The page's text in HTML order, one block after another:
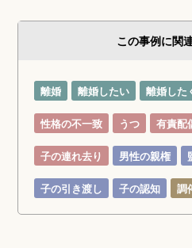
この事例に関
離婚 離婚したい 離婚した
性格の不一致 うつ 有責配
子の連れ去り 男性の親権
子の引き渡し 子の認知 調